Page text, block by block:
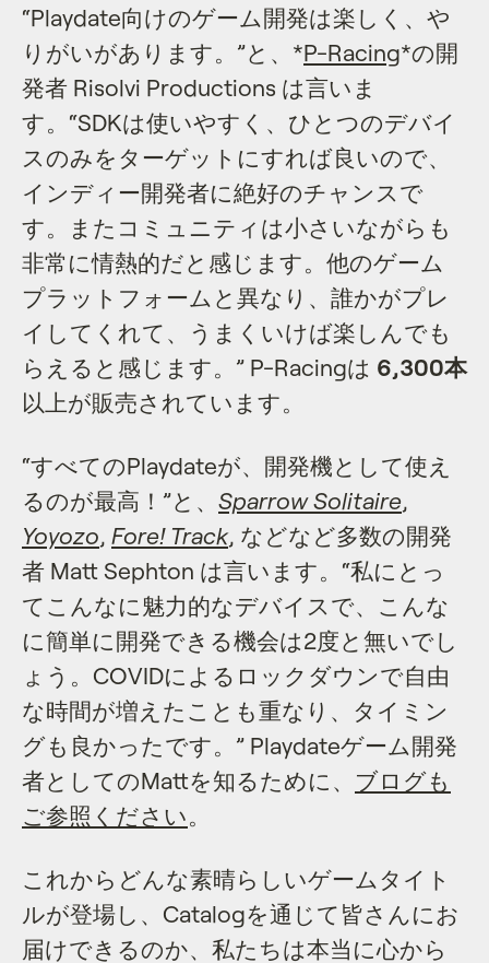
“Playdate向けのゲーム開発は楽しく、や
りがいがあります。”と、*P-Racing*の開
発者 Risolvi Productions は言いま
す。“SDKは使いやすく、ひとつのデバイ
スのみをターゲットにすれば良いので、
インディー開発者に絶好のチャンスで
す。またコミュニティは小さいながらも
非常に情熱的だと感じます。他のゲーム
プラットフォームと異なり、誰かがプレ
イしてくれて、うまくいけば楽しんでも
らえると感じます。” P-Racingは 6,300本
以上が販売されています。
“すべてのPlaydateが、開発機として使え
るのが最高！”と、 Sparrow Solitaire,
Yoyozo, Fore! Track, などなど多数の開発
者 Matt Sephton は言います。“私にとっ
てこんなに魅力的なデバイスで、こんな
に簡単に開発できる機会は2度と無いでし
ょう。COVIDによるロックダウンで自由
な時間が増えたことも重なり、タイミン
グも良かったです。” Playdateゲーム開発
者としてのMattを知るために、 ブログも
ご参照ください。
これからどんな素晴らしいゲームタイト
ルが登場し、Catalogを通じて皆さんにお
届けできるのか、私たちは本当に心から